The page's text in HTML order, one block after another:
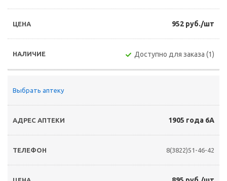
952 руб./шт
Доступно для заказа (1)
Выбрать аптеку
1905 года 6А
8(3822)51-46-42